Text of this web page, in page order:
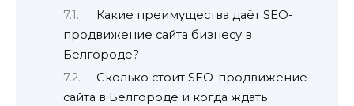
Какие преимущества даёт SEO-
продвижение сайта бизнесу в
Белгороде?
Сколько стоит SEO-продвижение
сайта в Белгороде и когда ждать